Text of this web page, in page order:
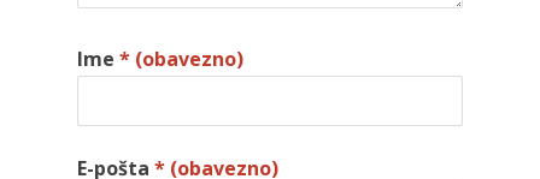
Ime * (obavezno)
E-pošta * (obavezno)